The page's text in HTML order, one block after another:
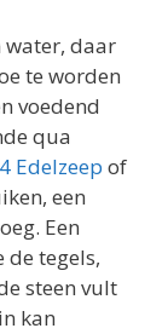
water, daar
te worden
voedend
qua
Edelzeep of
een
Een
tegels,
steen vult
kan